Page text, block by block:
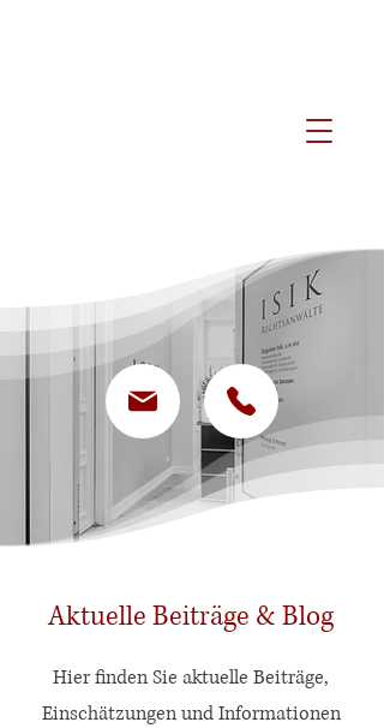
Aktuelle Beiträge & Blog
Hier finden Sie aktuelle Beiträge,
Einschätzungen und Informationen